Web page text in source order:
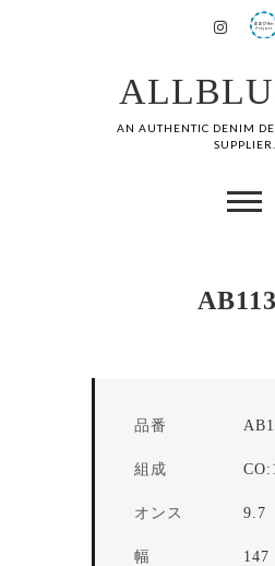
AN AUTHENTIC DENIM
SUPPLIER.
品番
組成
オンス 9.7
幅 147